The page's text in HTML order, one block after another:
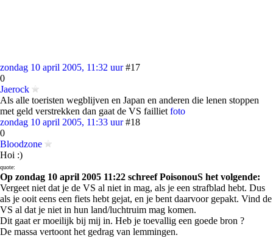
zondag 10 april 2005, 11:32 uur #17
0
Jaerock
Als alle toeristen wegblijven en Japan en anderen die lenen stoppen
met geld verstrekken dan gaat de VS failliet foto
zondag 10 april 2005, 11:33 uur #18
0
Bloodzone
Hoi :)
quote:
Op zondag 10 april 2005 11:22 schreef PoisonouS het volgende:
Vergeet niet dat je de VS al niet in mag, als je een strafblad hebt. Dus
als je ooit eens een fiets hebt gejat, en je bent daarvoor gepakt. Vind de
VS al dat je niet in hun land/luchtruim mag komen.
Dit gaat er moeilijk bij mij in. Heb je toevallig een goede bron ?
De massa vertoont het gedrag van lemmingen.